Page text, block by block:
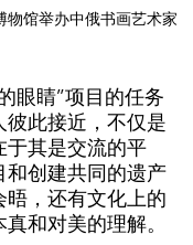
物馆举办中俄书画艺术家
眼睛”项目的任务
此接近，不仅是
于其是交流的平
和创建共同的遗产
，还有文化上的
和对美的理解。